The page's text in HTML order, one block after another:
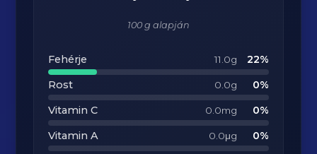
100 g alapján
Fehérje 11.0g
22%
Rost
0.0g
0%
Vitamin C
0.0mg
0%
Vitamin A
0.0μg 0%